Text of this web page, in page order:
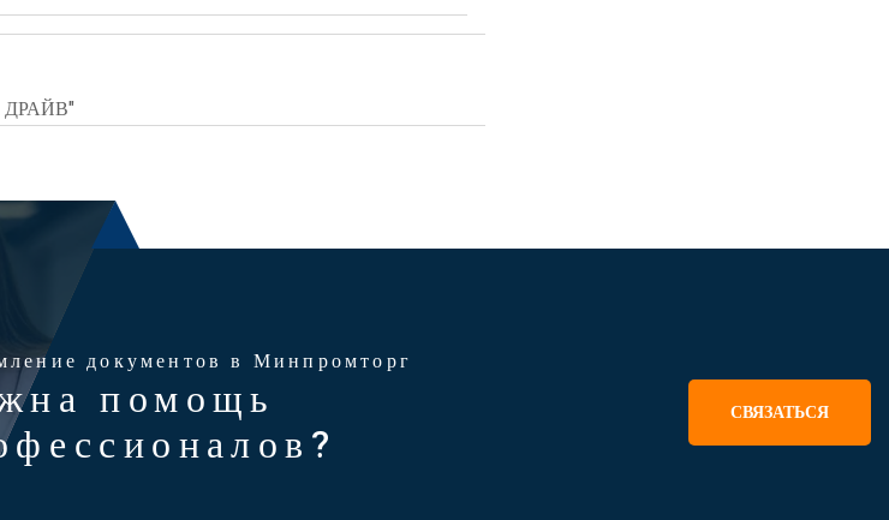
документов в Минпромторг
помощь
СВЯЗАТЬСЯ